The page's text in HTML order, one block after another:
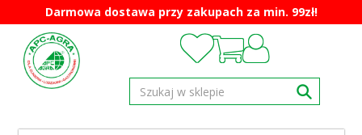
Darmowa dostawa przy zakupach za min. 99zł!